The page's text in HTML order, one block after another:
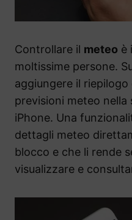
Controllare il meteo è
moltissime persone.
aggiungere il
previsioni meteo
iPhone. Una
dettagli meteo
blocco e che li rende
visualizzare e